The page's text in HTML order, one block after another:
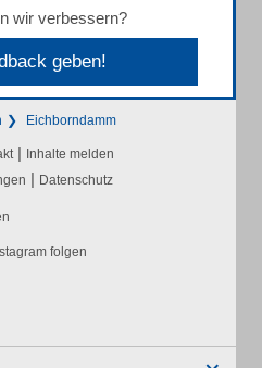
wir verbessern?
geben!
Eichborndamm
| Inhalte melden
| Datenschutz
folgen